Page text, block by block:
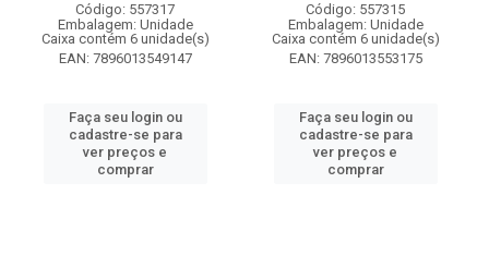
Código: 557317
Embalagem: Unidade
Caixa contém 6 unidade(s)
EAN: 7896013549147
Faça seu login ou
cadastre-se para
ver preços e
comprar
Código: 557315
Embalagem: Unidade
Caixa contém 6 unidade(s)
EAN: 7896013553175
Faça seu login ou
cadastre-se para
ver preços e
comprar